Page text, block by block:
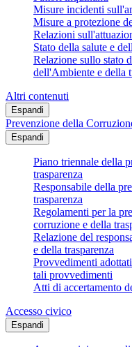
Misure incidenti
Misure a protezione
Relazioni
Stato della salute e
Relazione sullo stato
dell'Ambiente e della
Altri contenuti
Espandi
Prevenzione della
Espandi
Piano triennale della
trasparenza
Responsabile della
trasparenza
Regolamenti per la
corruzione e della
Relazione del
e della trasparenza
Provvedimenti
tali provvedimenti
Atti di accertamento
Accesso civico
Espandi